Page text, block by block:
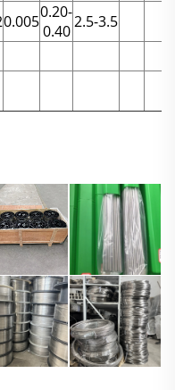
0.0050.20-
0.40 2.5-3.5